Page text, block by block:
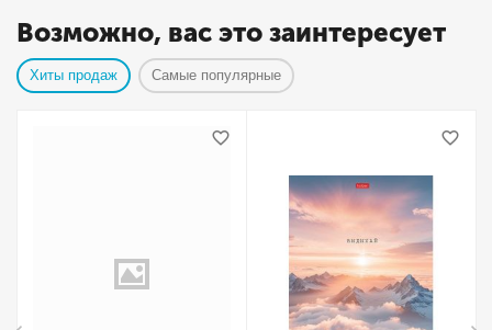
Возможно, вас это заинтересует
Хиты продаж Самые популярные